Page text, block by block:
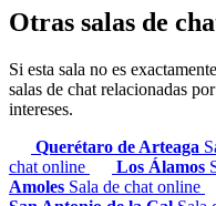
Otras salas de
Si esta sala no es
salas de chat relacionadas
intereses.
Querétaro de Arteaga
chat online
Los Álamos
Amoles Sala de chat online